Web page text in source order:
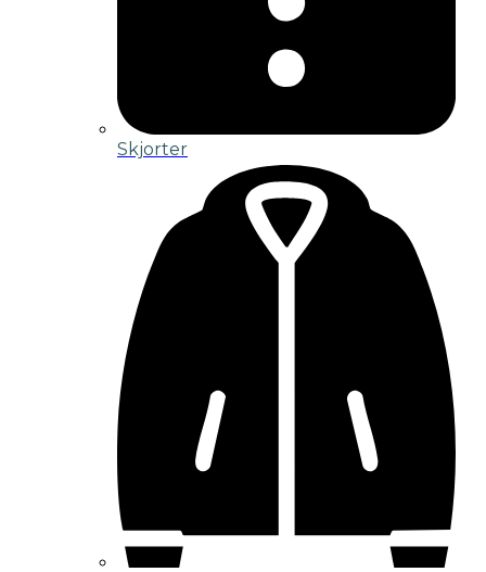
Skjorter